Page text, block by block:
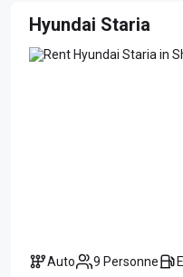
Hyundai Staria
Auto 9 Personne